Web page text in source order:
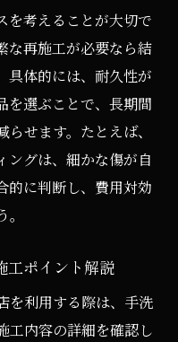
ングの相談先と事
で後悔しない選び
を考えることが大切で
な再施工が必要なら結
具体的には、耐久性が
を選ぶことで、長期間
せます。たとえば、
ングは、細かな傷が自
的に判断し、費用対効
工ポイント解説
を利用する際は、手洗
工内容の詳細を確認し